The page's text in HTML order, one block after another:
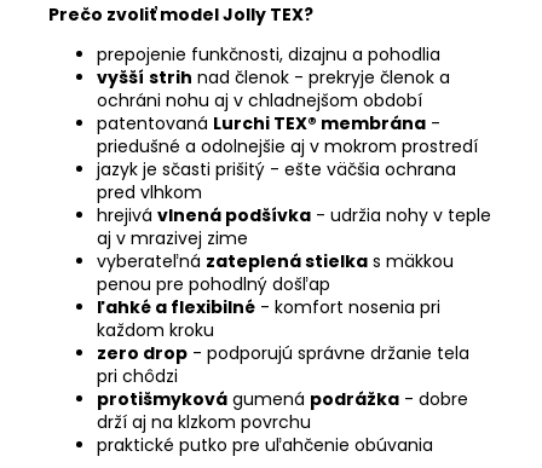
Prečo zvoliť model Jolly TEX?
prepojenie funkčnosti, dizajnu a pohodlia
vyšší strih nad členok - prekryje členok a
ochráni nohu aj v chladnejšom období
patentovaná Lurchi TEX® membrána -
priedušné a odolnejšie aj v mokrom prostredí
jazyk je sčasti prišitý - ešte väčšia ochrana
pred vlhkom
hrejivá vlnená podšívka - udržia nohy v teple
aj v mrazivej zime
vyberateľná zateplená stielka s mäkkou
penou pre pohodlný došľap
ľahké a flexibilné - komfort nosenia pri
každom kroku
zero drop - podporujú správne držanie tela
pri chôdzi
protišmyková gumená podrážka - dobre
drží aj na klzkom povrchu
praktické putko pre uľahčenie obúvania